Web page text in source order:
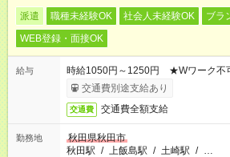
派遣 職種未経験OK 社会人未経験OK
ブラ
WEB登録・面接OK
給与
時給1050円～1250円 ★Wワーク不
交通費別途支給あり
交通費 交通費全額支給
勤務地
秋田県秋田市
秋田駅 / 上飯島駅 / 土崎駅 / …